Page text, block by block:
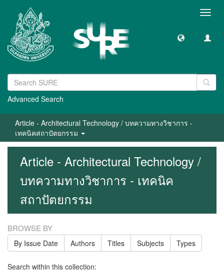
Advanced Search
Article - Architectural Technology / บทความทางวิชาการ -
เทคนิคสถาปัตยกรรม
Article - Architectural Technology /
บทความทางวิชาการ - เทคนิค
สถาปัตยกรรม
BROWSE BY
By Issue Date Authors Titles Subjects Types
Search within this collection: